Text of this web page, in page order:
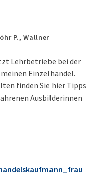
P., Wallner
Lehrbetriebe bei der
Einzelhandel.
finden Sie hier Tipps
Ausbilderinnen